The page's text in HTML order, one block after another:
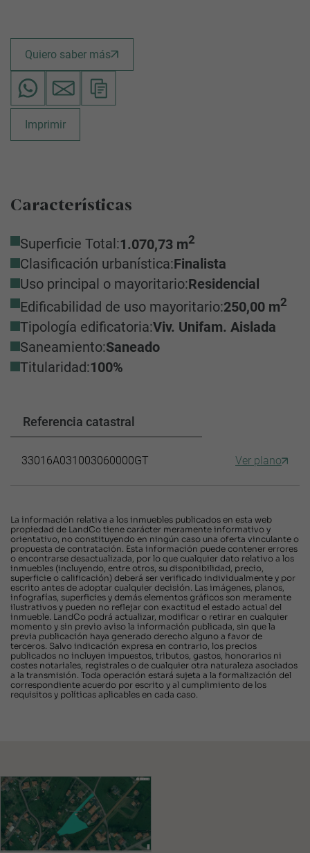
Quiero saber más
Imprimir
Características
Superficie Total:1.070,73 m2
Clasificación urbanística:Finalista
Uso principal o mayoritario:Residencial
Edificabilidad de uso mayoritario:250,00 m2
Tipología edificatoria:Viv. Unifam. Aislada
Saneamiento:Saneado
Titularidad:100%
Referencia catastral
33016A031003060000GT Ver plano
La información relativa a los inmuebles publicados en esta web
propiedad de LandCo tiene carácter meramente informativo y
orientativo, no constituyendo en ningún caso una oferta vinculante o
propuesta de contratación. Esta información puede contener errores
o encontrarse desactualizada, por lo que cualquier dato relativo a los
inmuebles (incluyendo, entre otros, su disponibilidad, precio,
superficie o calificación) deberá ser verificado individualmente y por
escrito antes de adoptar cualquier decisión. Las imágenes, planos,
infografías, superficies y demás elementos gráficos son meramente
ilustrativos y pueden no reflejar con exactitud el estado actual del
inmueble. LandCo podrá actualizar, modificar o retirar en cualquier
momento y sin previo aviso la información publicada, sin que la
previa publicación haya generado derecho alguno a favor de
terceros. Salvo indicación expresa en contrario, los precios
publicados no incluyen impuestos, tributos, gastos, honorarios ni
costes notariales, registrales o de cualquier otra naturaleza asociados
a la transmisión. Toda operación estará sujeta a la formalización del
correspondiente acuerdo por escrito y al cumplimiento de los
requisitos y políticas aplicables en cada caso.